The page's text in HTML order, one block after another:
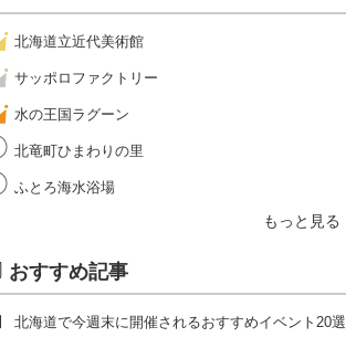
北海道立近代美術館
サッポロファクトリー
水の王国ラグーン
北竜町ひまわりの里
ふとろ海水浴場
もっと見る
おすすめ記事
北海道で今週末に開催されるおすすめイベント20選